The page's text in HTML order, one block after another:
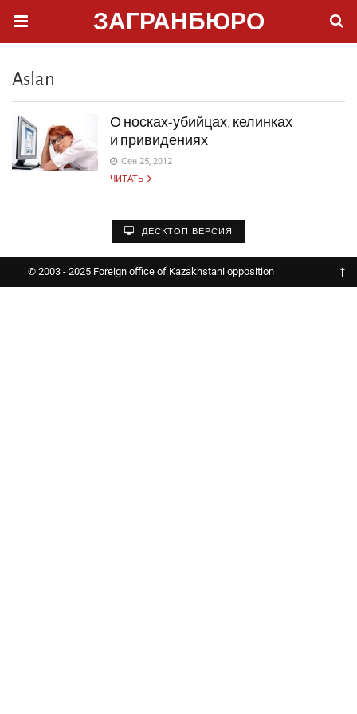
ЗАГРАНБЮРО
Aslan
О носках-убийцах, келинках
и привидениях
Сен 25, 2012
ЧИТАТЬ
ДЕСКТОП ВЕРСИЯ
© 2003 - 2025 Foreign office of Kazakhstani opposition